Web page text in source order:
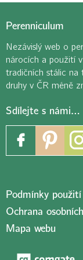
Perenniculum
Nezávislý web o
nárocích a použití
tradičních stálic na
druhy v ČR méně
Sdílejte s námi…
Podmínky použití
Ochrana
Mapa webu